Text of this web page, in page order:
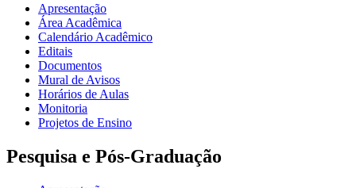
Apresentação
Área Acadêmica
Calendário Acadêmico
Editais
Documentos
Mural de Avisos
Horários de Aulas
Monitoria
Projetos de Ensino
Pesquisa e Pós-Graduação